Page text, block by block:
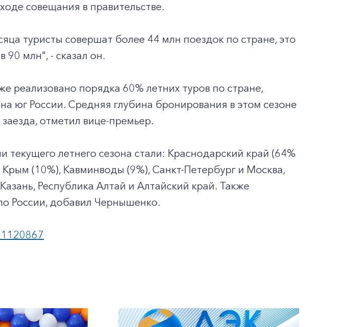
совещания в правительстве.
туристы совершат более 44 млн поездок по стране, это
90 млн", - сказал он.
реализовано порядка 60% летних туров по стране,
юг России. Средняя глубина бронирования в этом сезоне
отметил вице-премьер.
летнего сезона стали: Краснодарский край (64%
(10%), Кавминводы (9%), Санкт-Петербург и Москва,
Республика Алтай и Алтайский край. Также
России, добавил Чернышенко.